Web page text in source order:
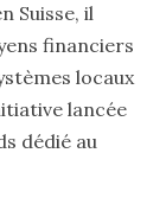
Suisse, il
financiers
locaux
lancée
dédié au